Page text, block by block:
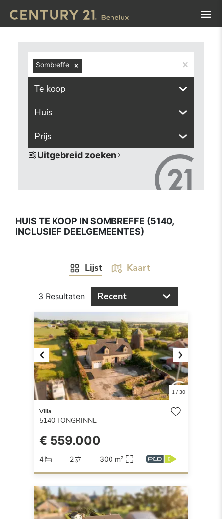
Sombreffe
Te koop
Huis
Prijs
Uitgebreid zoeken
HUIS TE KOOP IN SOMBREFFE (5140,
INCLUSIEF DEELGEMEENTES)
Lijst Kaart
3 Resultaten Recent
Previous Next
1/ 30
Villa
5140 TONGRINNE
€ 559.000
4 2 300 m²